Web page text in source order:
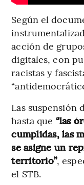
Según el
acción de
digitales, con
racistas y
Las suspensión
hasta que “las
cumplidas, las
se asigne un
territorio”,
el STB.